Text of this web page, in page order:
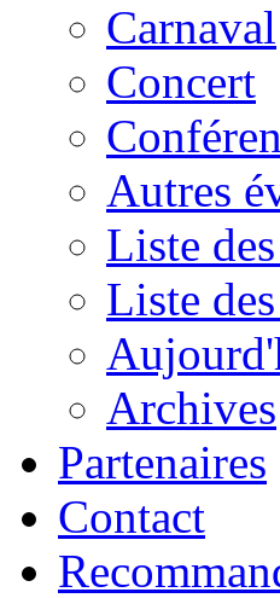
Carnaval
Concert
Autres
Liste
Liste
Archives
Partenaires
Contact